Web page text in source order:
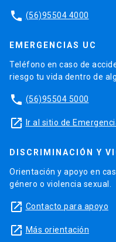
phone (56)95504 4000
EMERGENCIAS UC
Teléfono en caso de
riesgo tu vida dentro de
phone (56)95504 5000
launch Ir al sitio de
DISCRIMINACIÓN Y
Orientación y apoyo en
género o violencia sexual.
launch Contacto para apoyo
launch Más orientación